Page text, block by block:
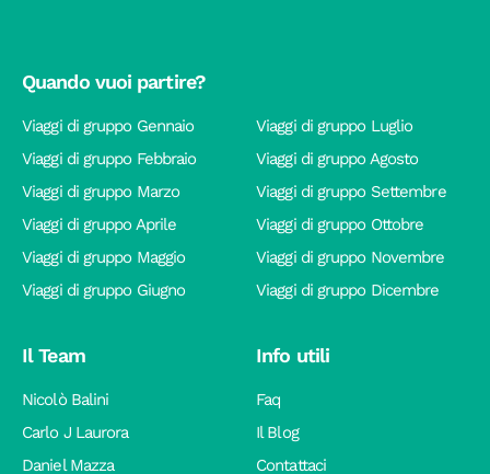
Quando vuoi partire?
Viaggi di gruppo Gennaio
Viaggi di gruppo Febbraio
Viaggi di gruppo Marzo
Viaggi di gruppo Aprile
Viaggi di gruppo Maggio
Viaggi di gruppo Giugno
Viaggi di gruppo Luglio
Viaggi di gruppo Agosto
Viaggi di gruppo Settembre
Viaggi di gruppo Ottobre
Viaggi di gruppo Novembre
Viaggi di gruppo Dicembre
Il Team
Nicolò Balini
Carlo J Laurora
Daniel Mazza
Info utili
Faq
Il Blog
Contattaci